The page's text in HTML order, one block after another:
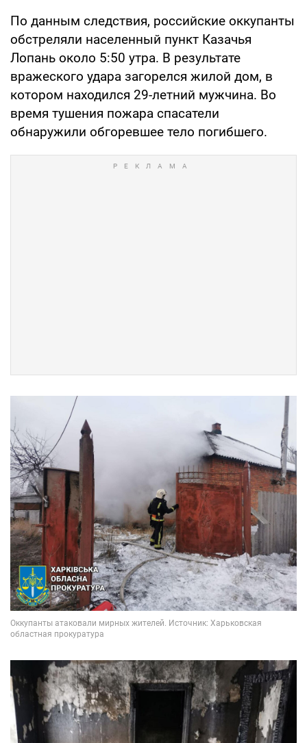
По данным следствия, российские оккупанты
обстреляли населенный пункт Казачья
Лопань около 5:50 утра. В результате
вражеского удара загорелся жилой дом, в
котором находился 29-летний мужчина. Во
время тушения пожара спасатели
обнаружили обгоревшее тело погибшего.